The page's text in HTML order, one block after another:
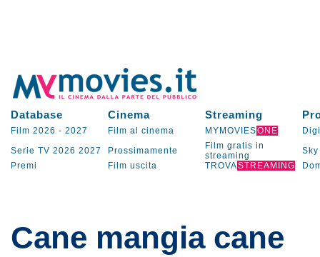
Database Cinema Streaming
Film 2026 - 2027 Film al cinema MYMOVIESONE
Serie TV 2026 2027 Prossimamente
Film gratis in
streaming
Sky
Premi
Film uscita TROVASTREAMING
Cane mangia cane